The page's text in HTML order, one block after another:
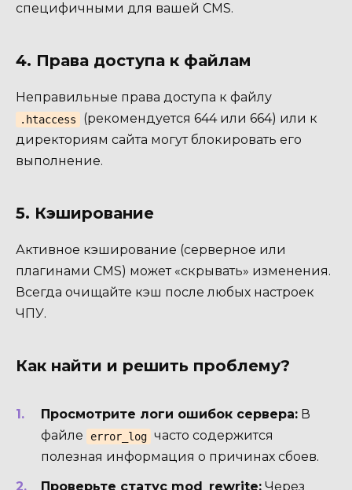
специфичными для вашей CMS.
4. Права доступа к файлам
Неправильные права доступа к файлу
.htaccess
(рекомендуется 644 или 664) или к
директориям сайта могут блокировать его
выполнение.
5. Кэширование
Активное кэширование (серверное или
плагинами CMS) может «скрывать» изменения.
Всегда очищайте кэш после любых настроек
ЧПУ.
Как найти и решить проблему?
Просмотрите логи ошибок сервера: В
файле
error_log часто содержится
полезная информация о причинах сбоев.
Проверьте статус mod_rewrite: Через